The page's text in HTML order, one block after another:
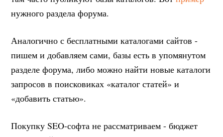
нужного раздела форума.
Аналогично с бесплатными каталогами сайтов -
пишем и добавляем сами, базы есть в упомянутом
разделе форума, либо можно найти новые каталоги
запросов в поисковиках «каталог статей» и
«добавить статью».
Покупку SEO-софта не рассматриваем - бюджет